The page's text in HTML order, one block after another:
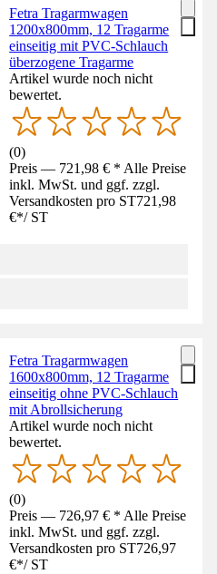
Fetra Tragarmwagen
1200x800mm, 12 Tragarme
einseitig mit PVC-Schlauch
überzogene Tragarme
Artikel wurde noch nicht
bewertet.
(0)
Preis — 721,98 € * Alle Preise
inkl. MwSt. und ggf. zzgl.
Versandkosten pro ST721,98
€*/ ST
Fetra Tragarmwagen
1600x800mm, 12 Tragarme
einseitig ohne PVC-Schlauch
mit Abrollsicherung
Artikel wurde noch nicht
bewertet.
(0)
Preis — 726,97 € * Alle Preise
inkl. MwSt. und ggf. zzgl.
Versandkosten pro ST726,97
€*/ ST